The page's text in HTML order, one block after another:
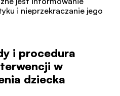
i nieprzekraczanie jego
i procedura
w
dziecka